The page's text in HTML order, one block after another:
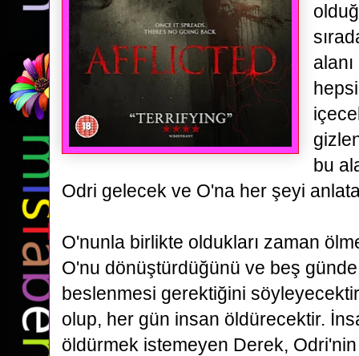
bu
Odri gelecek ve O'na her şeyi
O'nunla birlikte oldukları zaman
O'nu dönüştürdüğünü ve beş
beslenmesi gerektiğini
olup, her gün insan öldürecektir.
öldürmek istemeyen Derek,